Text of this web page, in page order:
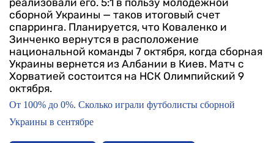
реализовали его. 5:1 в пользу молодежной
сборной Украины — таков итоговый счет
спарринга. Планируется, что Коваленко и
Зинченко вернутся в расположение
национальной команды 7 октября, когда сборная
Украины вернется из Албании в Киев. Матч с
Хорватией состоится на НСК Олимпийский 9
октября.
От 100% до 0%. Сколько играли футболисты сборной
Украины в сентябре